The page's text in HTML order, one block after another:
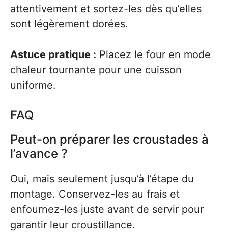
attentivement et sortez-les dès qu’elles
sont légèrement dorées.
Astuce pratique : Placez le four en mode
chaleur tournante pour une cuisson
uniforme.
FAQ
Peut-on préparer les croustades à
l’avance ?
Oui, mais seulement jusqu’à l’étape du
montage. Conservez-les au frais et
enfournez-les juste avant de servir pour
garantir leur croustillance.